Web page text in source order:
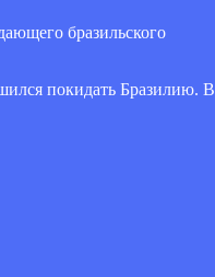
бразильского
покидать Бразилию. В